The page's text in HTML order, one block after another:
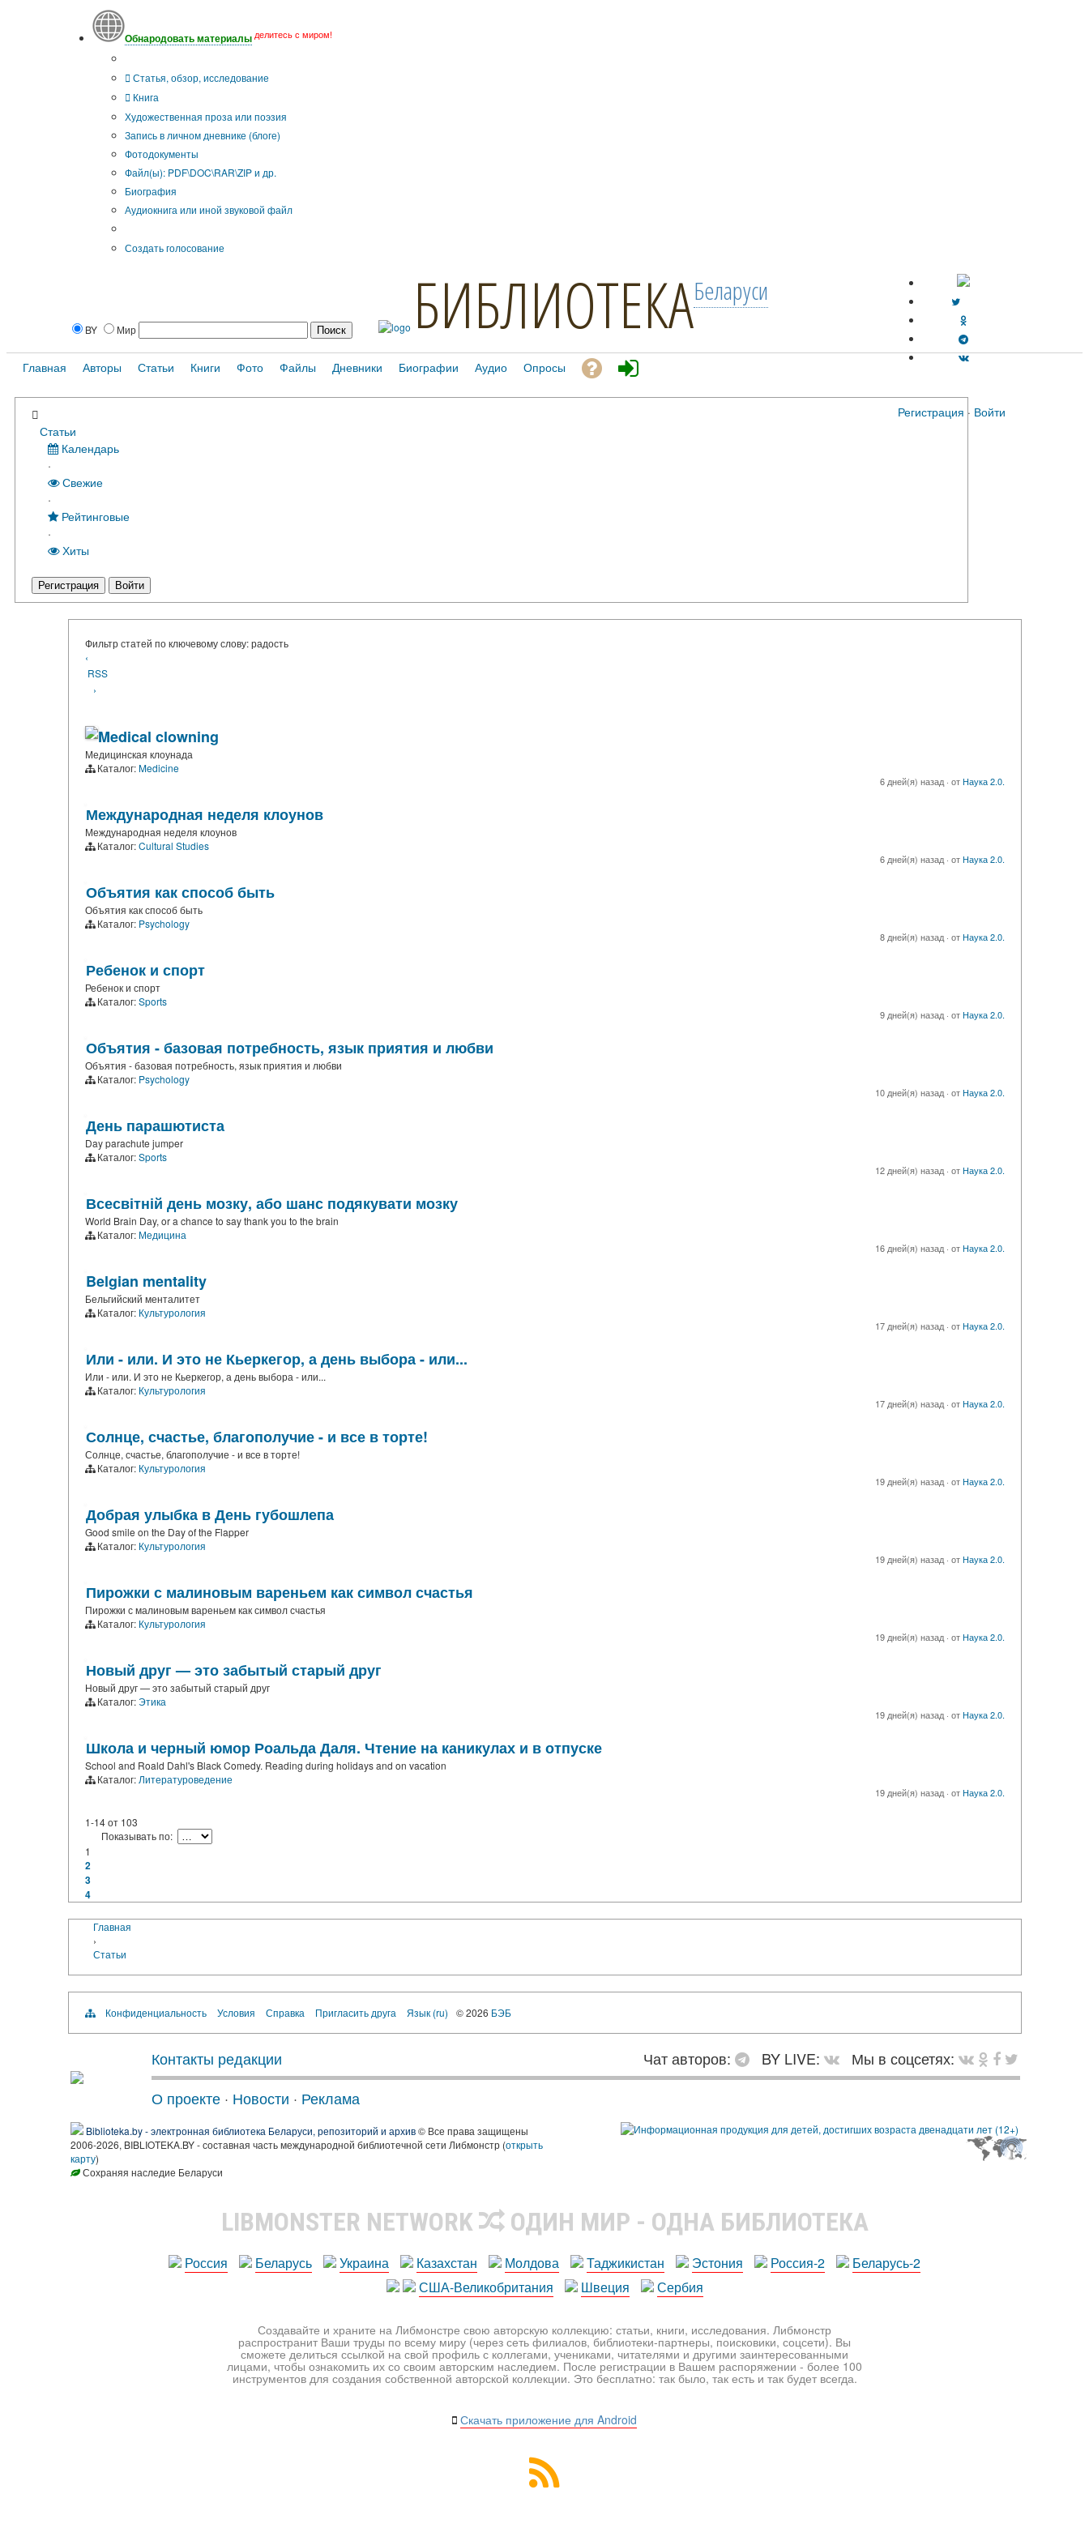
Обнародовать материалы делитесь с миром!
Статья, обзор, исследование
Книга
Художественная проза или поэзия
Запись в личном дневнике (блоге)
Фотодокументы
Файл(ы): PDF\DOC\RAR\ZIP и др.
Биография
Аудиокнига или иной звуковой файл
Создать голосование
BY Мир БИБЛИОТЕКАБеларуси
Регистрация · Войти
Главная Авторы Статьи Книги Фото Файлы Дневники Биографии Аудио Опросы
Статьи
Календарь
·
Свежие
·
Рейтинговые
·
Хиты
Регистрация Войти
Фильтр статей по ключевому слову: радость
‹
RSS
›
Medical clowning
Медицинская клоунада
Каталог:Medicine
6 дней(я) назад · отНаука 2.0.
Международная неделя клоунов
Международная неделя клоунов
Каталог:Cultural Studies
6 дней(я) назад · отНаука 2.0.
Объятия как способ быть
Объятия как способ быть
Каталог: Psychology
8 дней(я) назад · отНаука 2.0.
Ребенок и спорт
Ребенок и спорт
Каталог:Sports
9 дней(я) назад · отНаука 2.0.
Объятия - базовая потребность, язык приятия и любви
Объятия - базовая потребность, язык приятия и любви
Каталог: Psychology
10 дней(я) назад · отНаука 2.0.
День парашютиста
Day parachute jumper
Каталог:Sports
12 дней(я) назад · отНаука 2.0.
Всесвітній день мозку, або шанс подякувати мозку
World Brain Day, or a chance to say thank you to the brain
Каталог: Медицина
16 дней(я) назад · отНаука 2.0.
Belgian mentality
Бельгийский менталитет
Каталог: Культурология
17 дней(я) назад · отНаука 2.0.
Или - или. И это не Кьеркегор, а день выбора - или...
Или - или. И это не Кьеркегор, а день выбора - или...
Каталог: Культурология
17 дней(я) назад · отНаука 2.0.
Солнце, счастье, благополучие - и все в торте!
Солнце, счастье, благополучие - и все в торте!
Каталог: Культурология
19 дней(я) назад · отНаука 2.0.
Добрая улыбка в День губошлепа
Good smile on the Day of the Flapper
Каталог: Культурология
19 дней(я) назад · отНаука 2.0.
Пирожки с малиновым вареньем как символ счастья
Пирожки с малиновым вареньем как символ счастья
Каталог: Культурология
19 дней(я) назад · отНаука 2.0.
Новый друг — это забытый старый друг
Новый друг — это забытый старый друг
Каталог:Этика
19 дней(я) назад · отНаука 2.0.
Школа и черный юмор Роальда Даля. Чтение на каникулах и в отпуске
School and Roald Dahl's Black Comedy. Reading during holidays and on vacation
Каталог: Литературоведение
19 дней(я) назад · отНаука 2.0.
1-14от103
Показывать по:
1
2
3
4
Главная
›
Статьи
Конфиденциальность Условия Справка Пригласить друга Язык (ru) © 2026 БЭБ
Контакты редакции Чат авторов: BY LIVE:
Мы в соцсетях:
О проекте · Новости · Реклама
Biblioteka.by - электронная библиотека Беларуси, репозиторий и архив© Все права защищены
2006-2026, BIBLIOTEKA.BY - составная часть международной библиотечной сети Либмонстр (открыть
карту)
Сохраняя наследие Беларуси
LIBMONSTER NETWORK ОДИН МИР - ОДНА БИБЛИОТЕКА
Россия Беларусь Украина Казахстан Молдова Таджикистан Эстония Россия-2
Беларусь-2
США-Великобритания
Швеция Сербия
Создавайте и храните на Либмонстре свою авторскую коллекцию: статьи, книги, исследования. Либмонстр
распространит Ваши труды по всему миру (через сеть филиалов, библиотеки-партнеры, поисковики, соцсети). Вы
сможете делиться ссылкой на свой профиль с коллегами, учениками, читателями и другими заинтересованными
лицами, чтобы ознакомить их со своим авторским наследием. После регистрации в Вашем распоряжении - более 100
инструментов для создания собственной авторской коллекции. Это бесплатно: так было, так есть и так будет всегда.
Скачать приложение для Android